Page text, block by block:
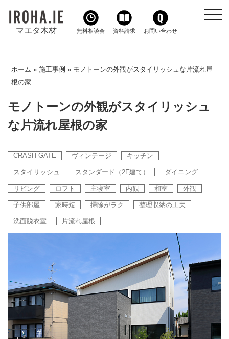
マエタ木材 無料相談会 資料請求 お問い合わせ
ホーム »施工事例 » モノトーンの外観がスタイリッシュな片流れ屋
根の家
モノトーンの外観がスタイリッシュ
な片流れ屋根の家
CRASH GATE ヴィンテージ キッチン
スタイリッシュ スタンダード（2F建て） ダイニング
リビング ロフト 主寝室 内観 和室 外観
子供部屋 家時短 掃除がラク 整理収納の工夫
洗面脱衣室 片流れ屋根